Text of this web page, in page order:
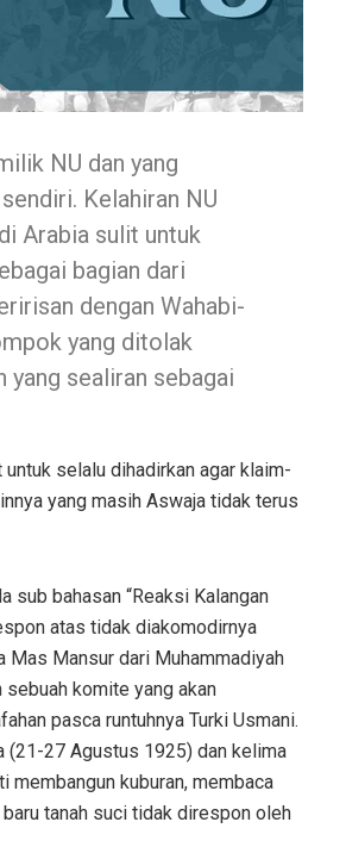
NU dan yang
Kelahiran NU
Arabia sulit untuk
bagian dari
dengan Wahabi-
yang ditolak
yang sealiran sebagai
selalu dihadirkan agar klaim-
yang masih Aswaja tidak terus
sub bahasan “Reaksi Kalangan
atas tidak diakomodirnya
Mas Mansur dari Muhammadiyah
komite yang akan
pasca runtuhnya Turki Usmani.
(21-27 Agustus 1925) dan kelima
membangun kuburan, membaca
tanah suci tidak direspon oleh